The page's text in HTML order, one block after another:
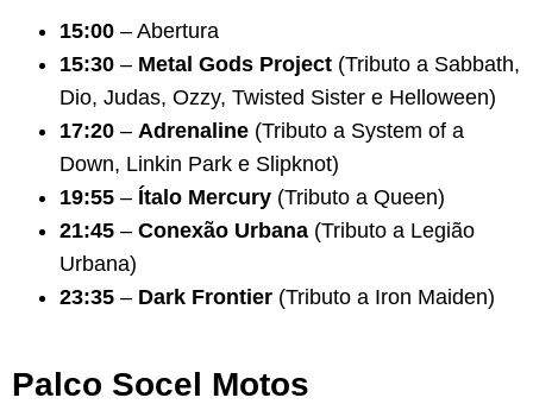
15:00 – Abertura
15:30 – Metal Gods Project (Tributo a Sabbath,
Dio, Judas, Ozzy, Twisted Sister e Helloween)
17:20 – Adrenaline (Tributo a System of a
Down, Linkin Park e Slipknot)
19:55 – Ítalo Mercury (Tributo a Queen)
21:45 – Conexão Urbana (Tributo a Legião
Urbana)
23:35 – Dark Frontier (Tributo a Iron Maiden)
Palco Socel Motos